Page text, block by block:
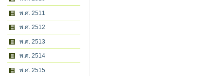
พ.ศ. 2511
พ.ศ. 2512
พ.ศ. 2513
พ.ศ. 2514
พ.ศ. 2515